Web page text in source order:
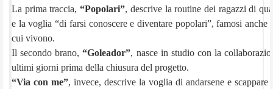
La prima traccia,“Popolari”, descrive la routine dei ragazzi di
e la voglia “di farsi conoscere e diventare popolari”, famosi anche
cui vivono.
Il secondo brano, “Goleador”, nasce in studio con la
ultimi giorni prima della chiusura del progetto.
“Via con me”, invece, descrive la voglia di andarsene e